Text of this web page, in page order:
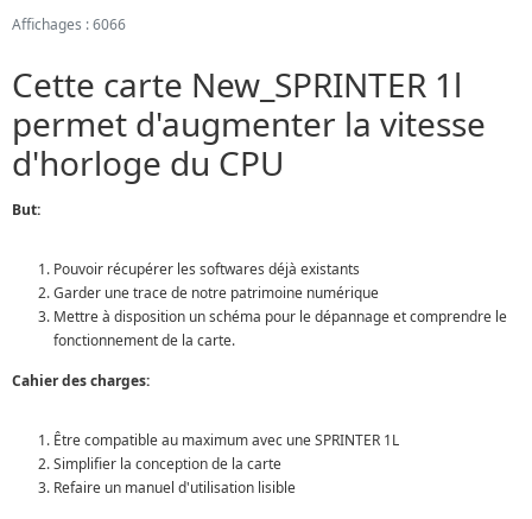
Affichages : 6066
Cette carte New_SPRINTER 1l
permet d'augmenter la vitesse
d'horloge du CPU
But:
Pouvoir récupérer les softwares déjà existants
Garder une trace de notre patrimoine numérique
Mettre à disposition un schéma pour le dépannage et comprendre le
fonctionnement de la carte.
Cahier des charges:
Être compatible au maximum avec une SPRINTER 1L
Simplifier la conception de la carte
Refaire un manuel d'utilisation lisible